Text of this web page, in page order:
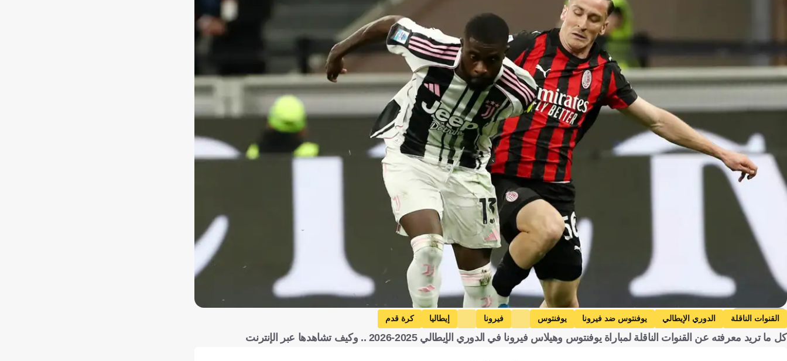
Getty Images
القنوات الناقلة الدوري الإيطالي يوفنتوس ضد فيرونا يوفنتوس فيرونا إيطاليا كرة قدم
كل ما تريد معرفته عن القنوات الناقلة لمباراة يوفنتوس وهيلاس فيرونا في الدوري الإيطالي 2025-2026 .. وكيف تشاهدها عبر الإنترنت